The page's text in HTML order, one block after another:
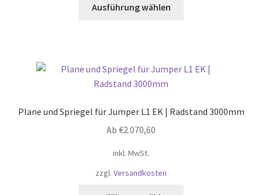
Ausführung wählen
auf.
können
Plane und Spriegel für Jumper L1 EK | Radstand 3000mm
Ab €2.070,60
inkl. MwSt.
zzgl. Versandkosten